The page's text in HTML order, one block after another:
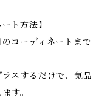
ト方法】
コーディネートまで
スするだけで、気品
す。